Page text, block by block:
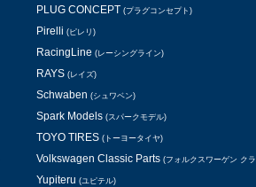
PLUG CONCEPT (プラグコンセプト)
Pirelli (ピレリ)
RacingLine (レーシングライン)
RAYS (レイズ)
Schwaben (シュワベン)
Spark Models (スパークモデル)
TOYO TIRES (トーヨータイヤ)
Volkswagen Classic Parts (フォルクスワーゲン ク
Yupiteru (ユピテル)